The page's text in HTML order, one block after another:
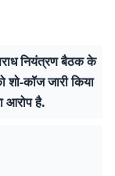
नियंत्रण बैठक के
शो-कॉज जारी किया
आरोप है.